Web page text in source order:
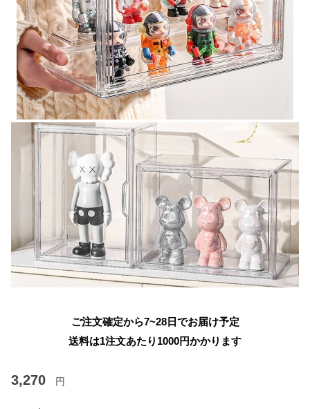
ご注文確定から7~28日でお届け予定
送料は1注文あたり 1000円かかります
3,270 円